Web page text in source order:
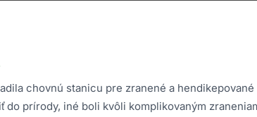
chovnú stanicu pre zranené a
prírody, iné boli kvôli komplikovaným